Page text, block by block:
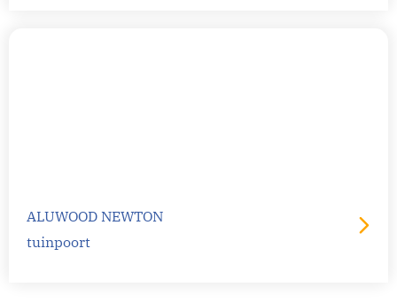
ALUWOOD NEWTON
tuinpoort